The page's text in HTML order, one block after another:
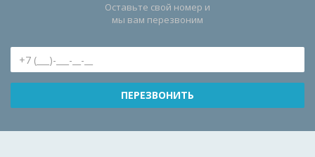
Оставьте свой номер и
мы вам перезвоним